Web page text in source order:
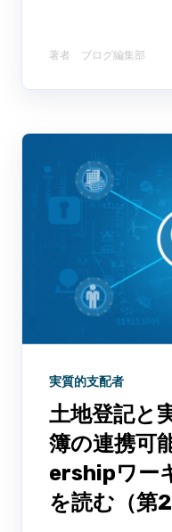
著者 ブログ編集部​
実質的支配者
土地登記と
簿の連携可
ershipワー
を読む（第2